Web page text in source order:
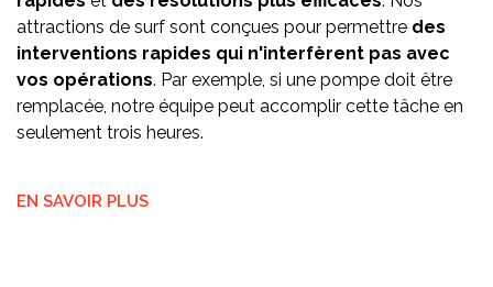
attractions de surf sont conçues pour permettre des
interventions rapides qui n'interfèrent pas avec
vos opérations. Par exemple, si une pompe doit être
remplacée, notre équipe peut accomplir cette tâche en
seulement trois heures.
EN SAVOIR PLUS